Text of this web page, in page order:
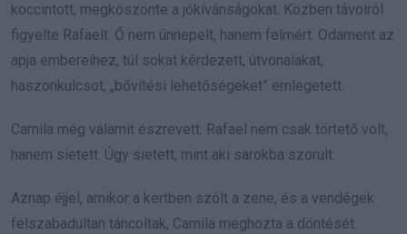
koccintott, megköszönte a jókívánságokat. Közben távolról
figyelte Rafaelt. Ő nem ünnepelt, hanem felmért. Odament az
apja embereihez, túl sokat kérdezett, útvonalakat,
haszonkulcsot, „bővítési lehetőségeket” emlegetett.
Camila még valamit észrevett. Rafael nem csak törtető volt,
hanem sietett. Úgy sietett, mint aki sarokba szorult.
Aznap éjjel, amikor a kertben szólt a zene, és a vendégek
felszabadultan táncoltak, Camila meghozta a döntését.